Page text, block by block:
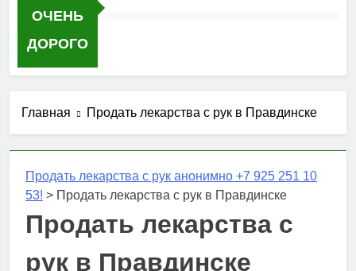
ОЧЕНЬ
ДОРОГО
Главная Продать лекарства с рук в Правдинске
Продать лекарства с рук анонимно +7 925 251 10
53! > Продать лекарства с рук в Правдинске
Продать лекарства с
рук в Правдинске